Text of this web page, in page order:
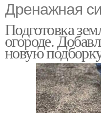
Дренажная
Подготовка
огороде.
новую